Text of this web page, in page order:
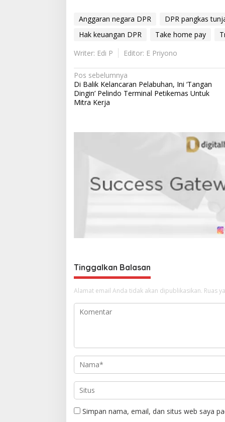
Anggaran negara DPR DPR pangkas
Hak keuangan DPR
Take home pay
Writer: Edi P
Editor: E Priyono
N
a
v
g
Pos sebelumnya
Di Balik Kelancaran Pelabuhan, Ini ‘Tangan
Dingin’ Pelindo Terminal Petikemas Untuk
Mitra Kerja
Tinggalkan Balasan
Alamat email Anda tidak akan dipublikasikan. Ruas
Simpan nama, email, dan situs web saya